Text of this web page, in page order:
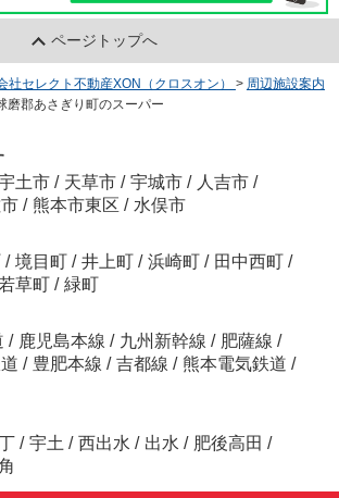
ページトップへ
社セレクト不動産XON（クロスオン） > 周辺施設案内
磨郡あさぎり町のスーパー
土市 / 天草市 / 宇城市 / 人吉市 /
/ 熊本市東区 / 水俣市
/ 境目町 / 井上町 / 浜崎町 / 田中西町 /
若草町 / 緑町
/ 鹿児島本線 / 九州新幹線 / 肥薩線 /
/ 豊肥本線 / 吉都線 / 熊本電気鉄道 /
/ 宇土 / 西出水 / 出水 / 肥後高田 /